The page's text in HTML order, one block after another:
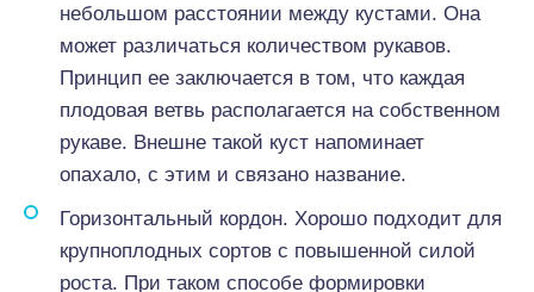
небольшом расстоянии между кустами. Она
может различаться количеством рукавов.
Принцип ее заключается в том, что каждая
плодовая ветвь располагается на собственном
рукаве. Внешне такой куст напоминает
опахало, с этим и связано название.
Горизонтальный кордон. Хорошо подходит для
крупноплодных сортов с повышенной силой
роста. При таком способе формировки